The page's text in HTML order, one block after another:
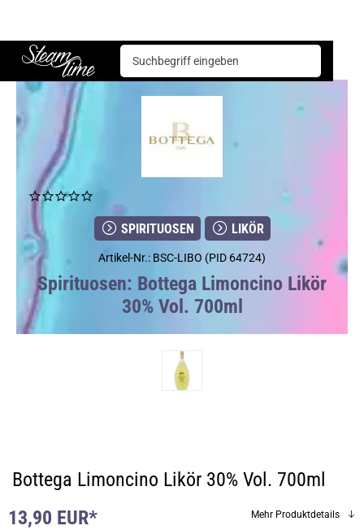
Steam time
Spirituosen Bottega Limoncino Likör 30% Vol. 700ml
SPIRITUOSEN LIKÖR
Artikel-Nr.: BSC-LIBO (PID 64724)
Spirituosen: Bottega Limoncino Likör
30% Vol. 700ml
Bottega Limoncino Likör 30% Vol. 700ml
13,90 EUR*
Mehr Produktdetails